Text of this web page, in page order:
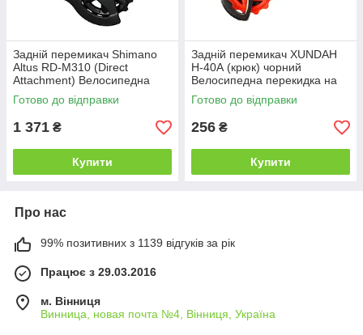
Задній перемикач Shimano
Altus RD-M310 (Direct
Attachment) Велосипедна
перекидка під болт, 7/8
швидкостей, оригінал
Готово до відправки
1 371 ₴
Купити
Задній перемикач XUNDAH
H-40А (крюк) чорний
Велосипедна перекидка на
6/7 швидкостей, чорний із
червоним роликом
Готово до відправки
256 ₴
Купити
Про нас
99% позитивних з 1139 відгуків за рік
Працює з 29.03.2016
м. Вінниця
Винница, новая почта №4, Вінниця, Україна